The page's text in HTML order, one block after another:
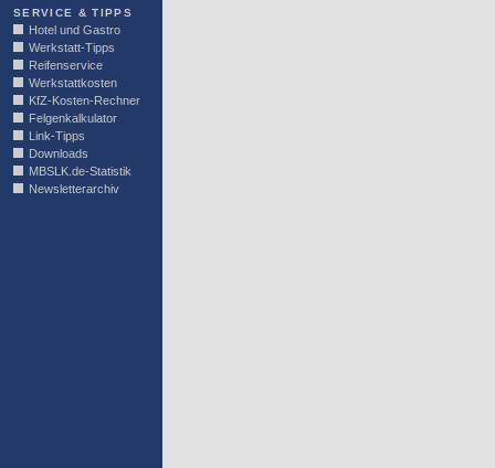
SERVICE & TIPPS
Hotel und Gastro
Werkstatt-Tipps
Reifenservice
Werkstattkosten
KfZ-Kosten-Rechner
Felgenkalkulator
Link-Tipps
Downloads
MBSLK.de-Statistik
Newsletterarchiv